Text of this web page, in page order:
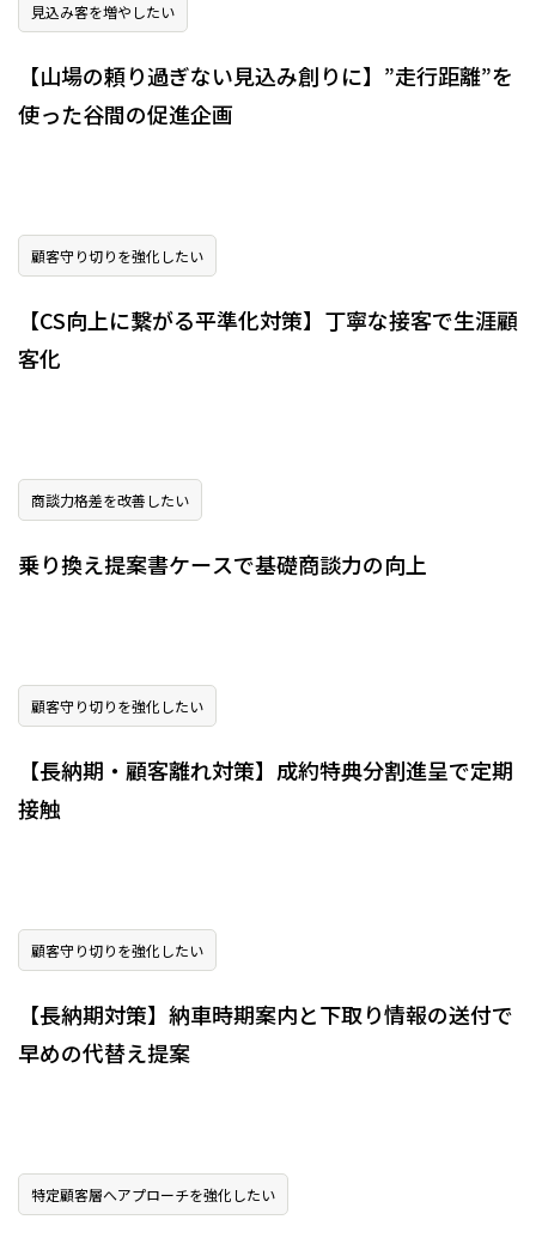
見込み客を増やしたい
【山場の頼り過ぎない見込み創りに】”走行距離”を
使った谷間の促進企画
顧客守り切りを強化したい
【CS向上に繋がる平準化対策】丁寧な接客で生涯顧
客化
商談力格差を改善したい
乗り換え提案書ケースで基礎商談力の向上
顧客守り切りを強化したい
【長納期・顧客離れ対策】成約特典分割進呈で定期
接触
顧客守り切りを強化したい
【長納期対策】納車時期案内と下取り情報の送付で
早めの代替え提案
特定顧客層へアプローチを強化したい